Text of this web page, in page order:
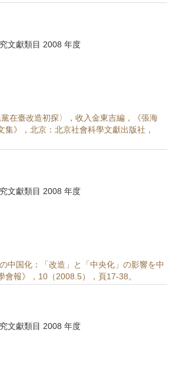
文獻類目 2008 年度
黨在臺改造初探〉，收入金東吉編，《張海
集》，北京：北京社會科學文獻出版社，
文獻類目 2008 年度
中国化：「改造」と「中央化」の影響を中
會報》，10（2008.5），頁17-38。
文獻類目 2008 年度